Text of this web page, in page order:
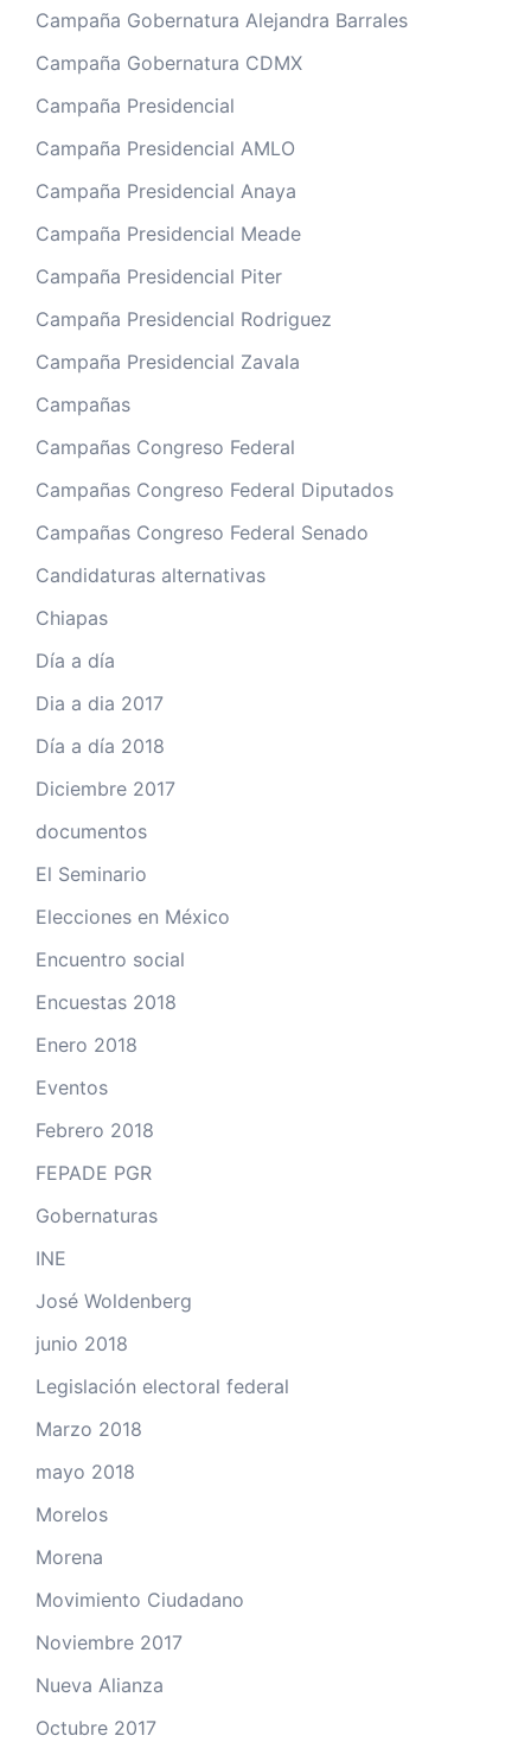
Campaña Gobernatura Alejandra Barrales
Campaña Gobernatura CDMX
Campaña Presidencial
Campaña Presidencial AMLO
Campaña Presidencial Anaya
Campaña Presidencial Meade
Campaña Presidencial Piter
Campaña Presidencial Rodriguez
Campaña Presidencial Zavala
Campañas
Campañas Congreso Federal
Campañas Congreso Federal Diputados
Campañas Congreso Federal Senado
Candidaturas alternativas
Chiapas
Día a día
Dia a dia 2017
Día a día 2018
Diciembre 2017
documentos
El Seminario
Elecciones en México
Encuentro social
Encuestas 2018
Enero 2018
Eventos
Febrero 2018
FEPADE PGR
Gobernaturas
INE
José Woldenberg
junio 2018
Legislación electoral federal
Marzo 2018
mayo 2018
Morelos
Morena
Movimiento Ciudadano
Noviembre 2017
Nueva Alianza
Octubre 2017